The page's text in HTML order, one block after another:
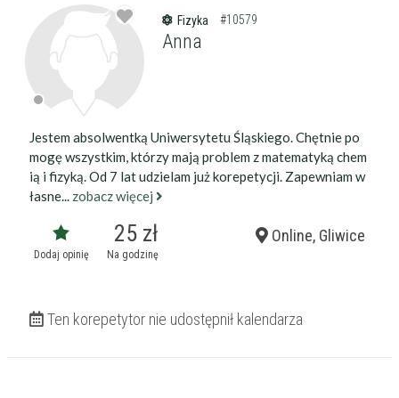
Fizyka #10579
Anna
Jestem absolwentką Uniwersytetu Śląskiego. Chętnie po
mogę wszystkim, którzy mają problem z matematyką chem
ią i fizyką. Od 7 lat udzielam już korepetycji. Zapewniam w
łasne... zobacz więcej
Dodaj opinię
25 zł
Na godzinę
Online, Gliwice
Ten korepetytor nie udostępnił kalendarza